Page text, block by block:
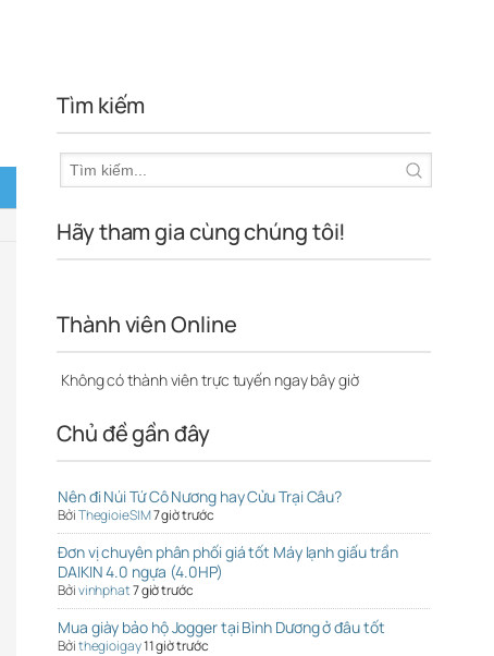
Tìm kiếm
Hãy tham gia cùng chúng tôi!
Thành viên Online
Không có thành viên trực tuyến ngay bây giờ
Chủ đề gần đây
Nên đi Núi Tứ Cô Nương hay Cửu Trại Câu?
BởiThegioieSIM7 giờ trước
Đơn vị chuyên phân phối giá tốt Máy lạnh giấu trần
DAIKIN 4.0 ngựa (4.0HP)
Bởivinhphat7 giờ trước
Mua giày bảo hộ Jogger tại Bình Dương ở đâu tốt
Bởithegioigay11 giờ trước